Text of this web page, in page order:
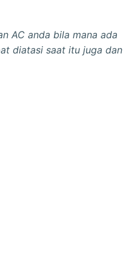
AC anda bila mana ada
diatasi saat itu juga dan